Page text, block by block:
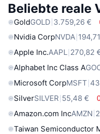
Beliebte reale
GoldGOLD 3.759,26 €
Nvidia CorpNVDA
Apple Inc.AAPL 270,82
Alphabet Inc Class A
Microsoft CorpMSFT
SilverSILVER 55,48 €
Amazon.com IncAMZN
Taiwan Semiconductor